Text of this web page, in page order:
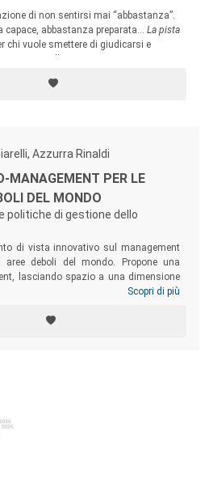
di non sentirsi mai “abbastanza”.
abbastanza preparata… La pista
chi vuole smettere di giudicarsi e
Azzurra Rinaldi
MANAGEMENT PER LE
DEL MONDO
politiche di gestione dello
di vista innovativo sul management
aree deboli del mondo. Propone una
lasciando spazio a una dimensione
dei processi di sviluppo per trasportare
coinvolti nei programmi di
e straniere.
Scopri di più